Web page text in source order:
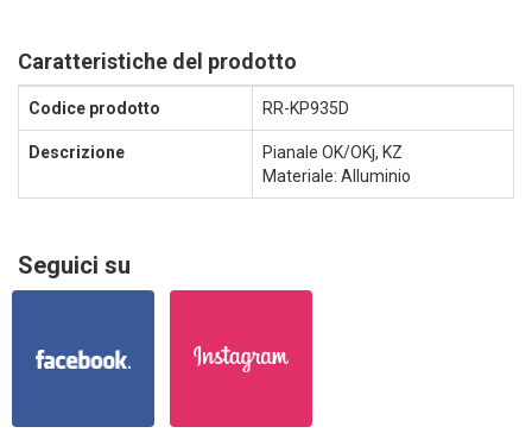
Caratteristiche del prodotto
Codice prodotto RR-KP935D
Descrizione
Pianale OK/OKj, KZ
Materiale: Alluminio
Seguici su